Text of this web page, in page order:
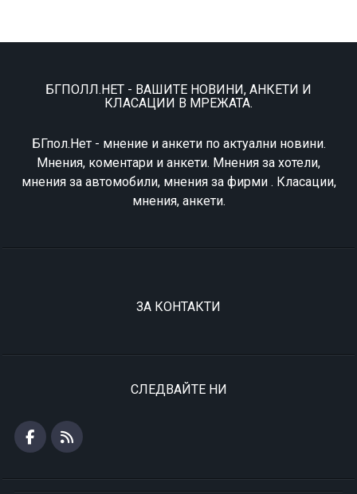
БГПОЛЛ.НЕТ - ВАШИТЕ НОВИНИ, АНКЕТИ И
КЛАСАЦИИ В МРЕЖАТА.
БГпол.Нет - мнение и анкети по актуални новини.
Мнения, коментари и анкети. Мнения за хотели,
мнения за автомобили, мнения за фирми . Класации,
мнения, анкети.
ЗА КОНТАКТИ
СЛЕДВАЙТЕ НИ